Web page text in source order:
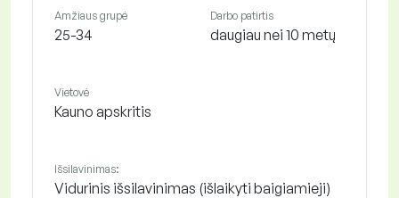
Amžiaus grupė
25-34
Darbo patirtis
daugiau nei 10 metų
Vietovė
Kauno apskritis
Išsilavinimas:
Vidurinis išsilavinimas (išlaikyti baigiamieji)